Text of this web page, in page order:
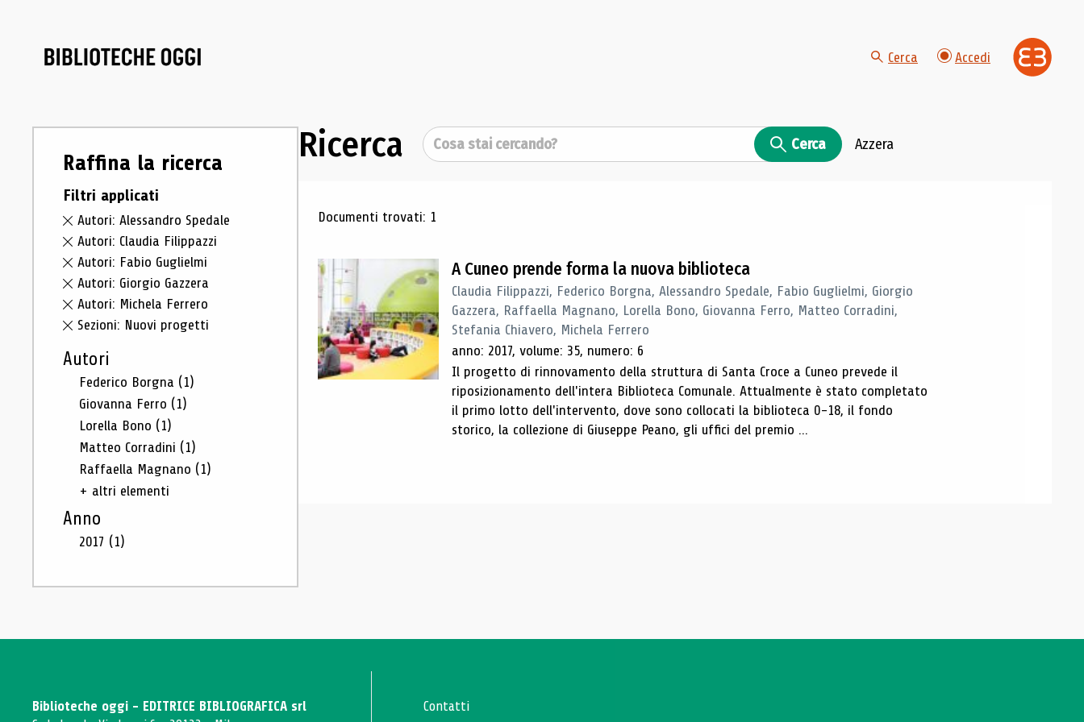
Cerca Accedi
Raffina la ricerca
Filtri applicati
Autori: Alessandro Spedale
Autori: Claudia Filippazzi
Autori: Fabio Guglielmi
Autori: Giorgio Gazzera
Autori: Michela Ferrero
Sezioni: Nuovi progetti
Autori
Federico Borgna (1)
Giovanna Ferro (1)
Lorella Bono (1)
Matteo Corradini (1)
Raffaella Magnano (1)
+ altri elementi
Anno
2017 (1)
Ricerca Cerca Cerca Azzera
Risultati di ricerca
Documenti trovati: 1
A Cuneo prende forma la nuova biblioteca
Claudia Filippazzi, Federico Borgna, Alessandro Spedale, Fabio Guglielmi, Giorgio
Gazzera, Raffaella Magnano, Lorella Bono, Giovanna Ferro, Matteo Corradini,
Stefania Chiavero, Michela Ferrero
anno: 2017, volume: 35, numero: 6
Il progetto di rinnovamento della struttura di Santa Croce a Cuneo prevede il
riposizionamento dell'intera Biblioteca Comunale. Attualmente è stato completato
il primo lotto dell'intervento, dove sono collocati la biblioteca 0-18, il fondo
storico, la collezione di Giuseppe Peano, gli uffici del premio ...
Biblioteche oggi - EDITRICE BIBLIOGRAFICA srl
Contatti